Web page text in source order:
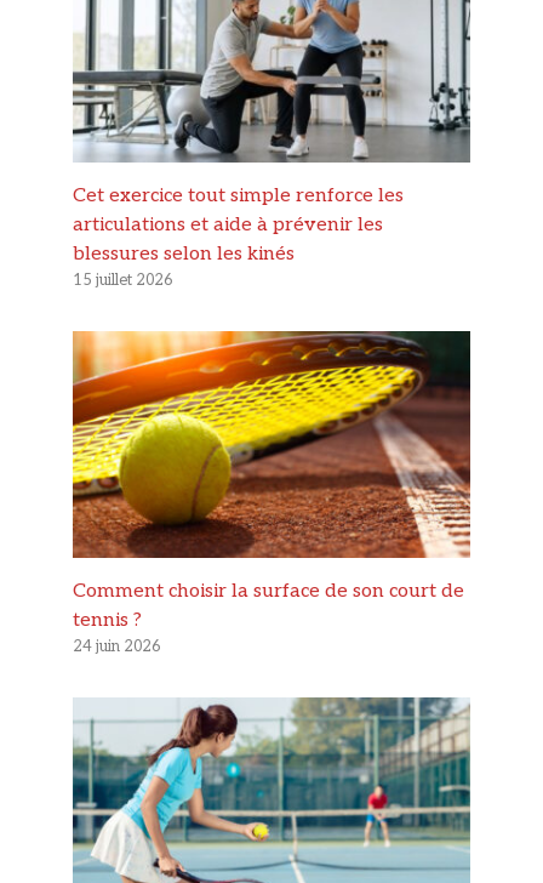
Cet exercice tout simple renforce les
articulations et aide à prévenir les
blessures selon les kinés
15 juillet 2026
Comment choisir la surface de son court de
tennis ?
24 juin 2026